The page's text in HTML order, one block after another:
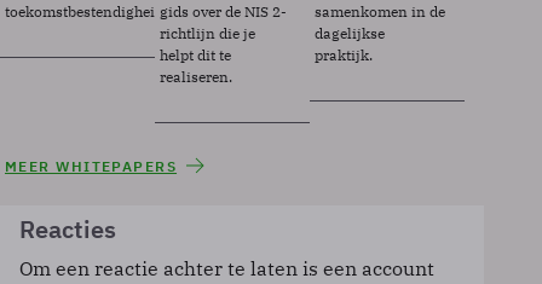
toekomstbestendigheid.gids over de NIS 2-
richtlijn die je
helpt dit te
realiseren.
samenkomen in de
dagelijkse
praktijk.
MEER WHITEPAPERS
Reacties
Om een reactie achter te laten is een account